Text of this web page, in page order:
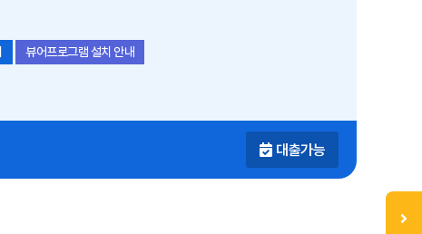
뷰어프로그램 설치 안내
대출가능